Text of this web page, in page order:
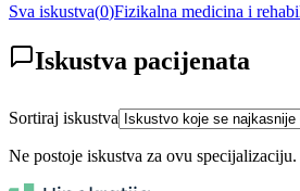
Sva iskustva(0)Fizikalna medicina i
Iskustva pacijenata
Sortiraj iskustva
Ne postoje iskustva za ovu specijalizaciju.